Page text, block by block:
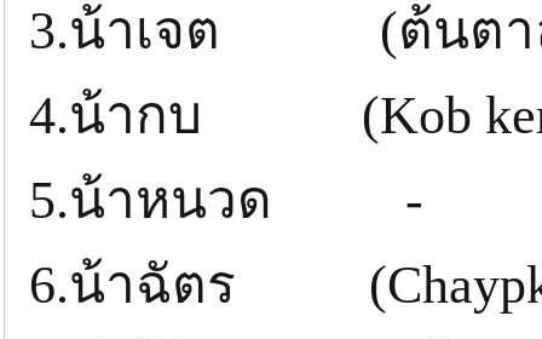
3.น้าเจต (ต้นตา
4.น้ากบ (Kob
5.น้าหนวด -
6.น้าฉัตร